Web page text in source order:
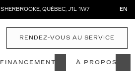
SHERBROOKE, QUÉBEC, J1L 1W7 EN
RENDEZ-VOUS AU SERVICE
FINANCEMENT À PROPOS